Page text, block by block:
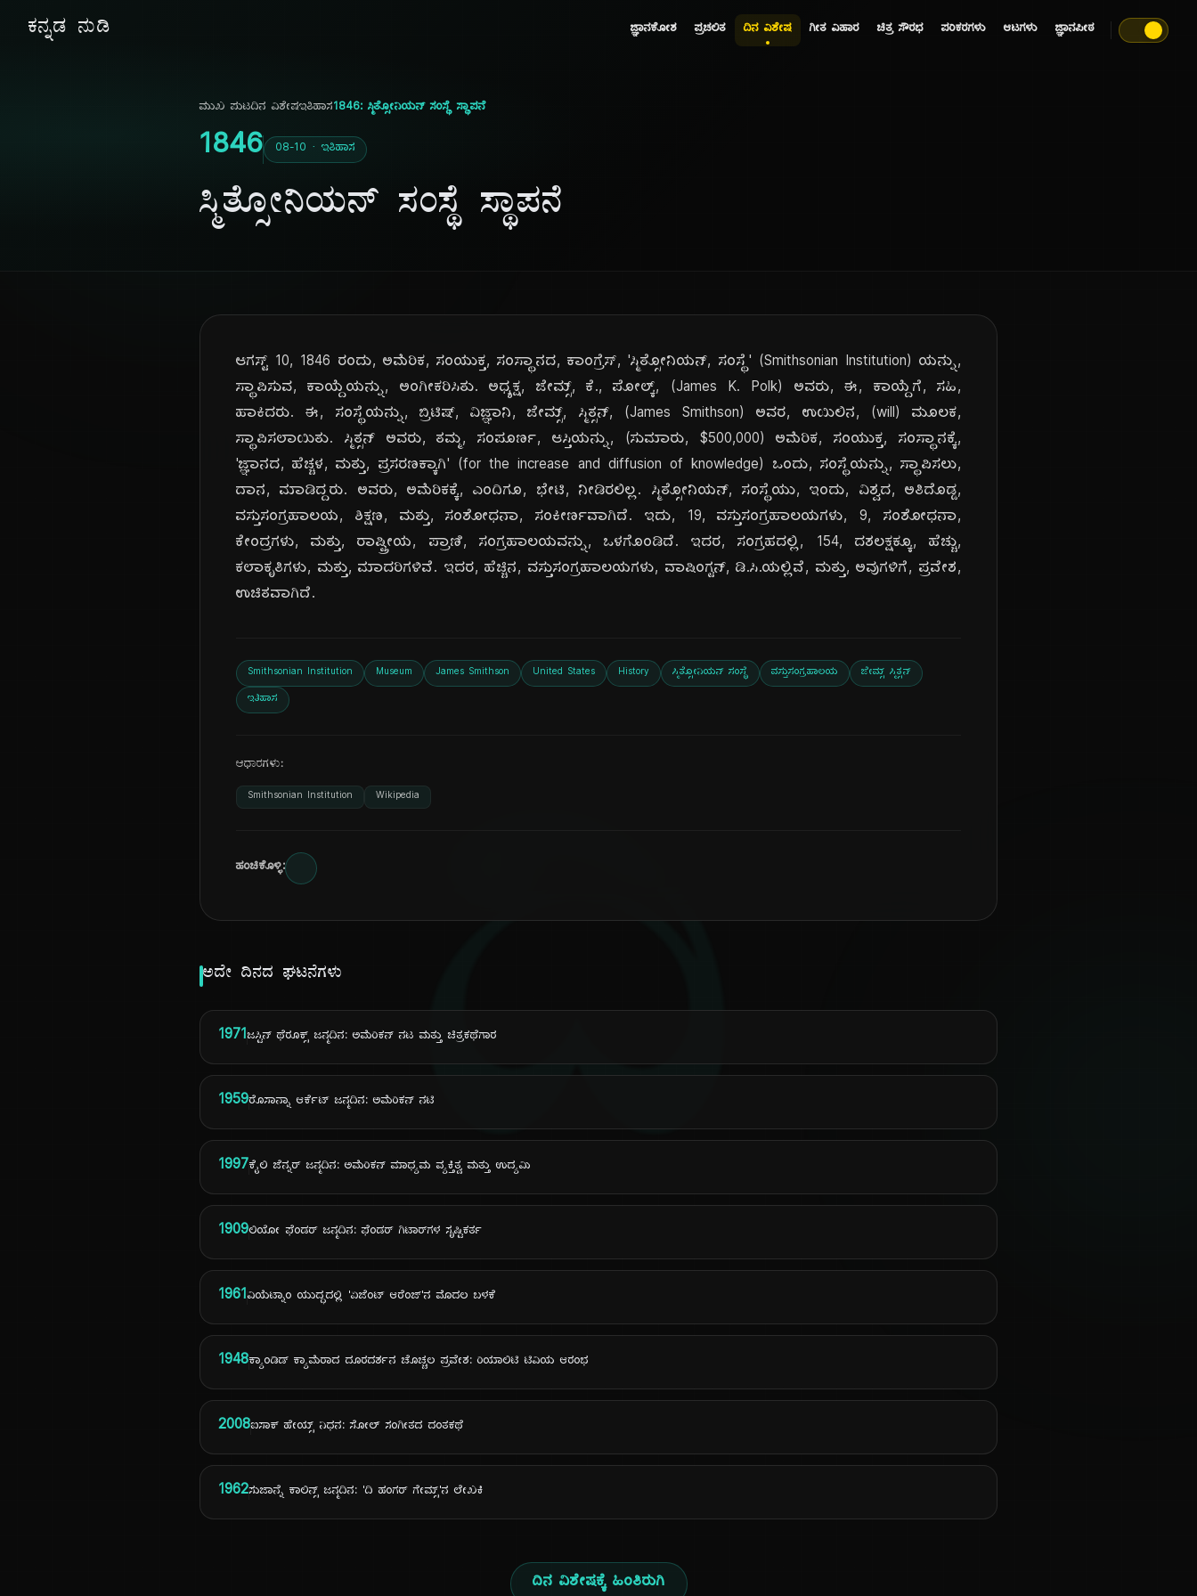
ಕನ್ನಡ ನುಡಿ ಜ್ಞಾನಕೋಶ ಪ್ರಚಲಿತ ದಿನ ವಿಶೇಷ ಗೀತ ವಿಹಾರ ಚಿತ್ರ ಸೌರಭ ಪರಿಕರಗಳು ಆಟಗಳು ಜ್ಞಾನಪೀಠ
ದಿ
ಮುಖ ಪುಟದಿನ ವಿಶೇಷಇತಿಹಾಸ1846: ಸ್ಮಿತ್ಸೋನಿಯನ್ ಸಂಸ್ಥೆ ಸ್ಥಾಪನೆ
1846 08-10 · ಇತಿಹಾಸ
ಸ್ಮಿತ್ಸೋನಿಯನ್ ಸಂಸ್ಥೆ ಸ್ಥಾಪನೆ
ಆಗಸ್ಟ್ 10, 1846 ರಂದು, ಅಮೆರಿಕ, ಸಂಯುಕ್ತ, ಸಂಸ್ಥಾನದ, ಕಾಂಗ್ರೆಸ್, 'ಸ್ಮಿತ್ಸೋನಿಯನ್, ಸಂಸ್ಥೆ' (Smithsonian Institution) ಯನ್ನು,
ಸ್ಥಾಪಿಸುವ, ಕಾಯ್ದೆಯನ್ನು, ಅಂಗೀಕರಿಸಿತು. ಅಧ್ಯಕ್ಷ, ಜೇಮ್ಸ್, ಕೆ., ಪೋಲ್ಕ್, (James K. Polk) ಅವರು, ಈ, ಕಾಯ್ದೆಗೆ, ಸಹಿ,
ಹಾಕಿದರು. ಈ, ಸಂಸ್ಥೆಯನ್ನು, ಬ್ರಿಟಿಷ್, ವಿಜ್ಞಾನಿ, ಜೇಮ್ಸ್, ಸ್ಮಿತ್ಸನ್, (James Smithson) ಅವರ, ಉಯಿಲಿನ, (will) ಮೂಲಕ,
ಸ್ಥಾಪಿಸಲಾಯಿತು. ಸ್ಮಿತ್ಸನ್ ಅವರು, ತಮ್ಮ, ಸಂಪೂರ್ಣ, ಆಸ್ತಿಯನ್ನು, (ಸುಮಾರು, $500,000) ಅಮೆರಿಕ, ಸಂಯುಕ್ತ, ಸಂಸ್ಥಾನಕ್ಕೆ,
'ಜ್ಞಾನದ, ಹೆಚ್ಚಳ, ಮತ್ತು, ಪ್ರಸರಣಕ್ಕಾಗಿ' (for the increase and diffusion of knowledge) ಒಂದು, ಸಂಸ್ಥೆಯನ್ನು, ಸ್ಥಾಪಿಸಲು,
ದಾನ, ಮಾಡಿದ್ದರು. ಅವರು, ಅಮೆರಿಕಕ್ಕೆ, ಎಂದಿಗೂ, ಭೇಟಿ, ನೀಡಿರಲಿಲ್ಲ. ಸ್ಮಿತ್ಸೋನಿಯನ್, ಸಂಸ್ಥೆಯು, ಇಂದು, ವಿಶ್ವದ, ಅತಿದೊಡ್ಡ,
ವಸ್ತುಸಂಗ್ರಹಾಲಯ, ಶಿಕ್ಷಣ, ಮತ್ತು, ಸಂಶೋಧನಾ, ಸಂಕೀರ್ಣವಾಗಿದೆ. ಇದು, 19, ವಸ್ತುಸಂಗ್ರಹಾಲಯಗಳು, 9, ಸಂಶೋಧನಾ,
ಕೇಂದ್ರಗಳು, ಮತ್ತು, ರಾಷ್ಟ್ರೀಯ, ಪ್ರಾಣಿ, ಸಂಗ್ರಹಾಲಯವನ್ನು, ಒಳಗೊಂಡಿದೆ. ಇದರ, ಸಂಗ್ರಹದಲ್ಲಿ, 154, ದಶಲಕ್ಷಕ್ಕೂ, ಹೆಚ್ಚು,
ಕಲಾಕೃತಿಗಳು, ಮತ್ತು, ಮಾದರಿಗಳಿವೆ. ಇದರ, ಹೆಚ್ಚಿನ, ವಸ್ತುಸಂಗ್ರಹಾಲಯಗಳು, ವಾಷಿಂಗ್ಟನ್, ಡಿ.ಸಿ.ಯಲ್ಲಿವೆ, ಮತ್ತು, ಅವುಗಳಿಗೆ, ಪ್ರವೇಶ,
ಉಚಿತವಾಗಿದೆ.
Smithsonian Institution Museum James Smithson United States History ಸ್ಮಿತ್ಸೋನಿಯನ್ ಸಂಸ್ಥೆ ವಸ್ತುಸಂಗ್ರಹಾಲಯ ಜೇಮ್ಸ್ ಸ್ಮಿತ್ಸನ್
ಇತಿಹಾಸ
ಆಧಾರಗಳು:
Smithsonian Institution Wikipedia
ಹಂಚಿಕೊಳ್ಳಿ:
ಅದೇ ದಿನದ ಘಟನೆಗಳು
1971ಜಸ್ಟಿನ್ ಥೆರೂಕ್ಸ್ ಜನ್ಮದಿನ: ಅಮೆರಿಕನ್ ನಟ ಮತ್ತು ಚಿತ್ರಕಥೆಗಾರ
1959ರೊಸಾನ್ನಾ ಆರ್ಕೆಟ್ ಜನ್ಮದಿನ: ಅಮೆರಿಕನ್ ನಟಿ
1997ಕೈಲಿ ಜೆನ್ನರ್ ಜನ್ಮದಿನ: ಅಮೆರಿಕನ್ ಮಾಧ್ಯಮ ವ್ಯಕ್ತಿತ್ವ ಮತ್ತು ಉದ್ಯಮಿ
1909ಲಿಯೋ ಫೆಂಡರ್ ಜನ್ಮದಿನ: ಫೆಂಡರ್ ಗಿಟಾರ್‌ಗಳ ಸೃಷ್ಟಿಕರ್ತ
1961ವಿಯೆಟ್ನಾಂ ಯುದ್ಧದಲ್ಲಿ 'ಏಜೆಂಟ್ ಆರೆಂಜ್'ನ ಮೊದಲ ಬಳಕೆ
1948ಕ್ಯಾಂಡಿಡ್ ಕ್ಯಾಮೆರಾದ ದೂರದರ್ಶನ ಚೊಚ್ಚಲ ಪ್ರವೇಶ: ರಿಯಾಲಿಟಿ ಟಿವಿಯ ಆರಂಭ
2008ಐಸಾಕ್ ಹೇಯ್ಸ್ ನಿಧನ: ಸೋಲ್ ಸಂಗೀತದ ದಂತಕಥೆ
1962ಸುಜಾನ್ನೆ ಕಾಲಿನ್ಸ್ ಜನ್ಮದಿನ: 'ದಿ ಹಂಗರ್ ಗೇಮ್ಸ್'ನ ಲೇಖಕಿ
ದಿನ ವಿಶೇಷಕ್ಕೆ ಹಿಂತಿರುಗಿ